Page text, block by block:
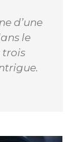
d’une
le
trois